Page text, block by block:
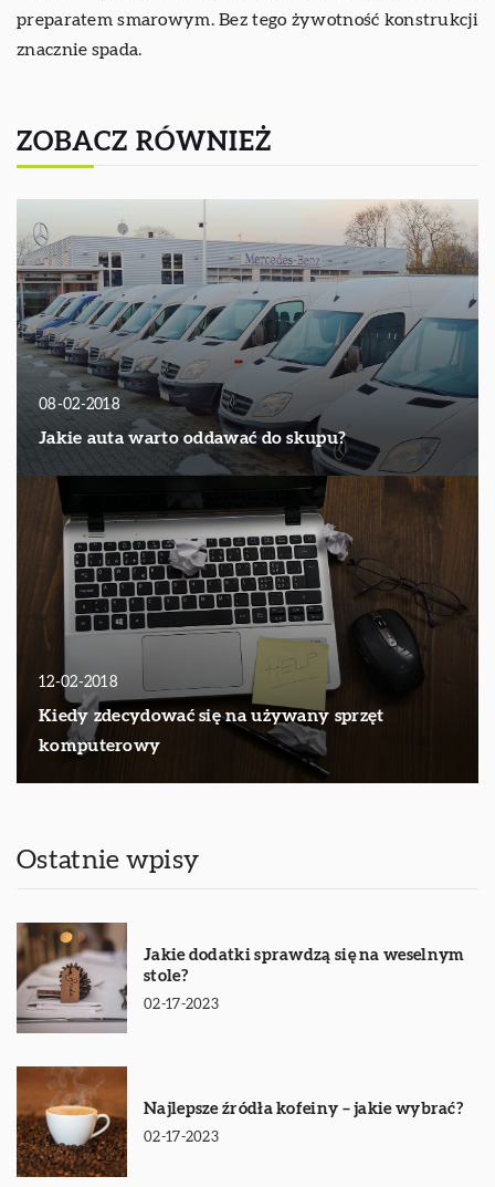
preparatem smarowym. Bez tego żywotność konstrukcji
znacznie spada.
ZOBACZ RÓWNIEŻ
08-02-2018
Jakie auta warto oddawać do skupu?
12-02-2018
Kiedy zdecydować się na używany sprzęt
komputerowy
Ostatnie wpisy
Jakie dodatki sprawdzą się na weselnym
stole?
02-17-2023
Najlepsze źródła kofeiny – jakie wybrać?
02-17-2023